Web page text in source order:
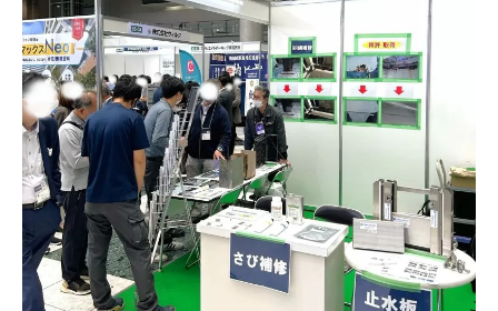
SDGs・CSR 企業活動
Cooperators 協力業者の皆様へ
Contact お問い合わせ
Privacy 個人情報保護方針